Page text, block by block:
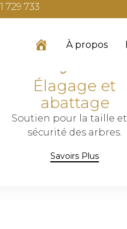
729 733
À propos
Élagage et
abattage
Soutien pour la taille
sécurité des arbres.
Savoirs Plus